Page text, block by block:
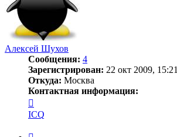
Алексей Шухов
Сообщения: 4
Зарегистрирован: 22 окт 2009, 15:21
Откуда: Москва
Контактная информация:
информация
пользователя
ICQ